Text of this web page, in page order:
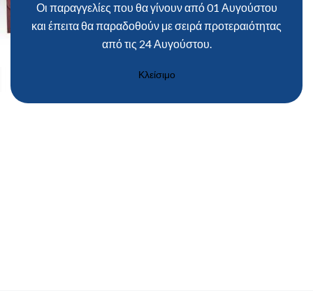
Οι παραγγελίες που θα γίνουν από 01 Αυγούστου
και έπειτα θα παραδοθούν με σειρά προτεραιότητας
από τις 24 Αυγούστου.
Κλείσιμο